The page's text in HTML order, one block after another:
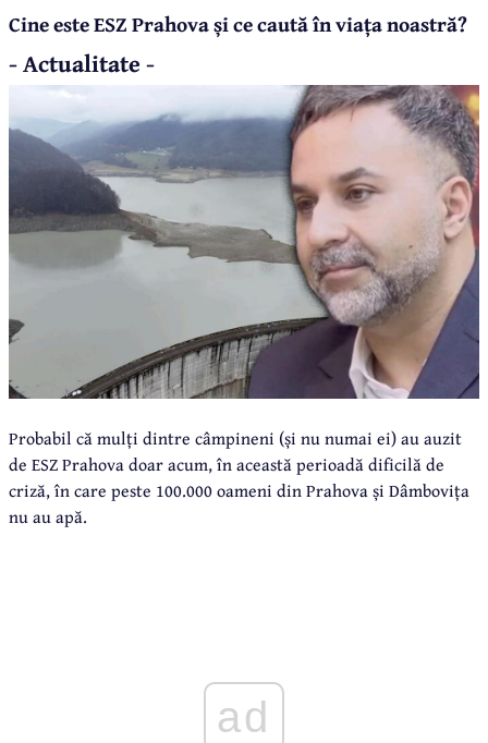
Cine este ESZ Prahova și ce caută în viața noastră?
- Actualitate -
Probabil că mulți dintre câmpineni (și nu numai ei) au auzit
de ESZ Prahova doar acum, în această perioadă dificilă de
criză, în care peste 100.000 oameni din Prahova și Dâmbovița
nu au apă.
ad